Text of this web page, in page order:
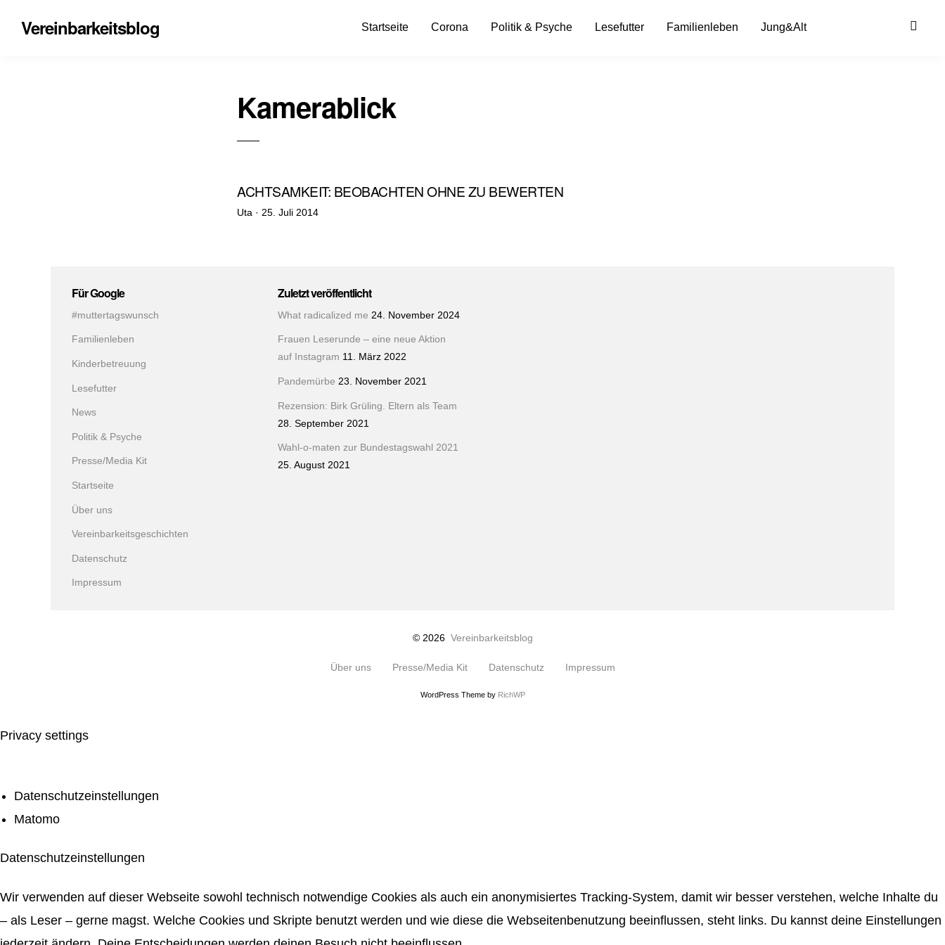
Vereinbarkeitsblog Startseite Corona Politik & Psyche Lesefutter Familienleben Jung&Alt
Kamerablick
ACHTSAMKEIT: BEOBACHTEN OHNE ZU BEWERTEN
Uta · Veröffentlicht
25. Juli 2014
Für Google
#muttertagswunsch
Familienleben
Kinderbetreuung
Lesefutter
News
Politik & Psyche
Presse/Media Kit
Startseite
Über uns
Vereinbarkeitsgeschichten
Datenschutz
Impressum
Zuletzt veröffentlicht
What radicalized me 24. November 2024
Frauen Leserunde – eine neue Aktion
auf Instagram 11. März 2022
Pandemürbe 23. November 2021
Rezension: Birk Grüling. Eltern als Team
28. September 2021
Wahl-o-maten zur Bundestagswahl 2021
25. August 2021
© 2026 Vereinbarkeitsblog
Über uns Presse/Media Kit Datenschutz Impressum
WordPress Theme by RichWP
Privacy settings
Datenschutzeinstellungen
Matomo
Datenschutzeinstellungen
Wir verwenden auf dieser Webseite sowohl technisch notwendige Cookies als auch ein anonymisiertes Tracking-System, damit wir besser verstehen, welche Inhalte du
– als Leser – gerne magst. Welche Cookies und Skripte benutzt werden und wie diese die Webseitenbenutzung beeinflussen, steht links. Du kannst deine Einstellungen